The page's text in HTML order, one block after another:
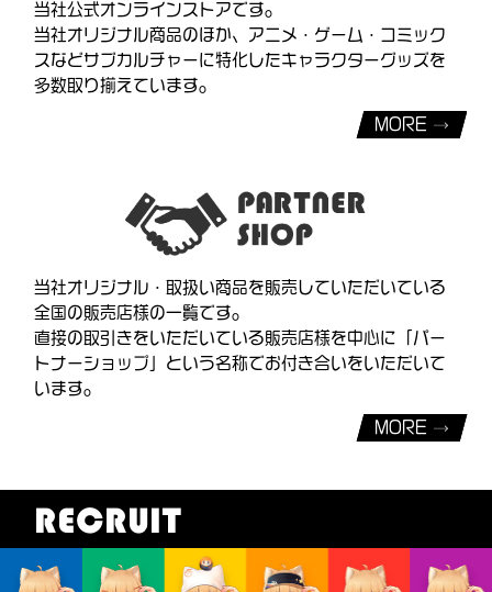
当社公式オンラインストアです。
当社オリジナル商品のほか、アニメ・ゲーム・コミック
スなどサブカルチャーに特化したキャラクターグッズを
多数取り揃えています。
MORE
当社オリジナル・取扱い商品を販売していただいている
全国の販売店様の一覧です。
直接の取引きをいただいている販売店様を中心に「パー
トナーショップ」という名称でお付き合いをいただいて
います。
MORE
RECRUIT